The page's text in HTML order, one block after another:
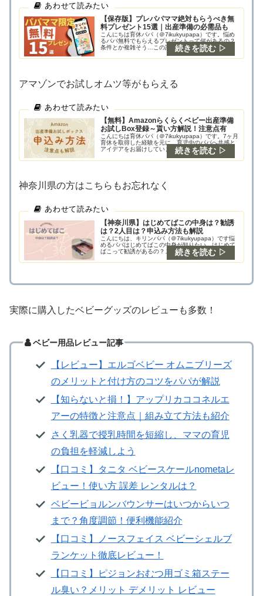
【保存版】プレパパママ絶対もらうべき無
料プレゼント15選｜出産準備の必需品も
こんにちは育休パパ（＠7ikukyupapa）です。悩め
るパパ無料でもらえるプレゼントって何があるの？
条件とか複雑そう…この記事では、そんな悩みにお
答えします。キリンパパ無料プレゼントを15個厳選
したよ！申し込み条件も合わせて紹介するねこの
アマゾンでお試しオムツ等がもらえる
【無料】Amazonらくらくベビー出産準備
お試しBox登録～貰い方解説！注意点有
こんにちは育休パパ（＠7ikukyupapa）です。7ヶ月
育休を取得した経験を元に、育児中のパパへ共感と
アイデアをお届けしています。悩めるパパパパでも
貰えるお得な情報無いかなキリンパパAmazonの出
産準備お試しボックスは受け取った？この記
神奈川県の方はこちらもお忘れなく
【神奈川県】はじめてばこの中身は？勧誘
は？2人目は？申込み方法も解説
こんにちは、キリンパパ（＠7ikukyupapa）です悩
めるパパはじめてばこの中身が知りたい…はじめて
ばこって勧誘があるの？この記事では、そんな悩み
にお答えします！早速ですが、結論！キリンパパ中
身は協賛品が11種類も入っています！受取時にパ
実際に購入したベビーグッズのレビューも多数！
ベビー用品レビュー記事
【レビュー】エルゴベビー オムニブリーズ
のメリットと付け方のコツをパパが解説
【知らないと損！】アップリカココネルエ
アーの特徴と注意点｜組み立て方法も紹介
さく乳器で授乳時間を短縮し、ママの育児
の負担を軽減しよう
【口コミ】タニタ ベビースケールnometaレ
ビュー！使い方 誤差 レンタルは？
ベビービョルンバウンサーはいつからいつ
まで？角度調節！便利機能紹介
【口コミ】ノースフェイス ベビーシェルブ
ランケット徹底レビュー！
【口コミ】ピジョンおむつ用ゴミ箱ステー
ル臭い？メリット デメリット レビュー